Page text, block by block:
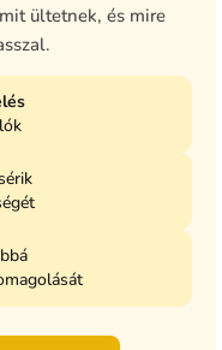
ültetnek, és mire